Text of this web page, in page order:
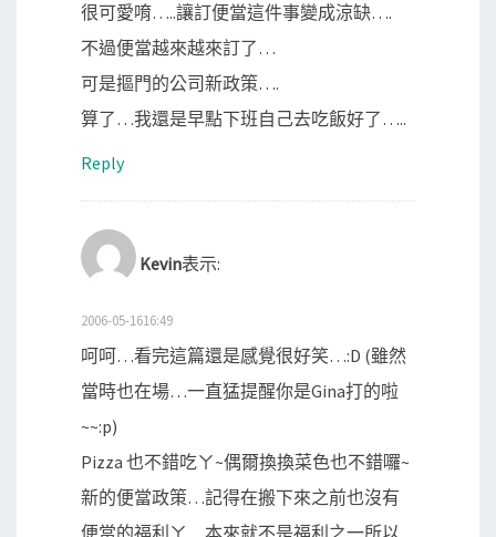
很可愛唷…..讓訂便當這件事變成涼缺….
不過便當越來越來訂了…
可是摳門的公司新政策….
算了…我還是早點下班自己去吃飯好了…..
Reply
Kevin表示:
2006-05-1616:49
呵呵…看完這篇還是感覺很好笑…:D (雖然
當時也在場…一直猛提醒你是Gina打的啦
~~:p)
Pizza 也不錯吃ㄚ~偶爾換換菜色也不錯囉~
新的便當政策…記得在搬下來之前也沒有